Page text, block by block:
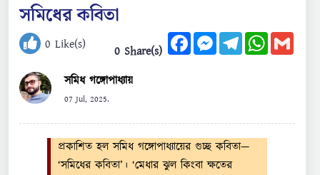
সমিধের কবিতা
0 Like(s) 0 Share(s)
FacebookMessengerTelegramWhatsApp
সমিধ গঙ্গোপাধ্যায়
07 Jul, 2025.
প্রকাশিত হল সমিধ গঙ্গোপাধ্যায়ের গুচ্ছ কবিতা—
‘সমিধের কবিতা’। ‘মেধার ঝুল কিংবা ক্ষতের